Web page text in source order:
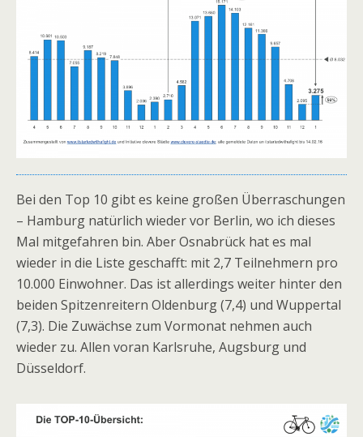
Bei den Top 10 gibt es keine großen Überraschungen
– Hamburg natürlich wieder vor Berlin, wo ich dieses
Mal mitgefahren bin. Aber Osnabrück hat es mal
wieder in die Liste geschafft: mit 2,7 Teilnehmern pro
10.000 Einwohner. Das ist allerdings weiter hinter den
beiden Spitzenreitern Oldenburg (7,4) und Wuppertal
(7,3). Die Zuwächse zum Vormonat nehmen auch
wieder zu. Allen voran Karlsruhe, Augsburg und
Düsseldorf.